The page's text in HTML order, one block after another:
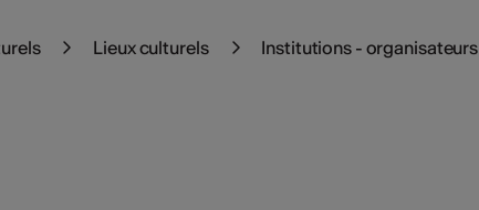
Lieux culturels Institutions - organisateurs